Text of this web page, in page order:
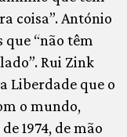
coisa”. António
“não têm
Rui Zink
Liberdade que o
o mundo,
1974, de mão